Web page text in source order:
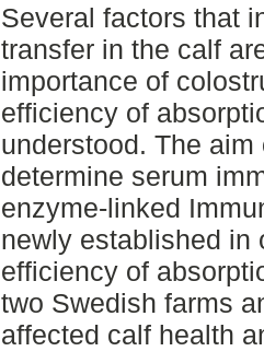
Several factors that
transfer in the calf
importance of
efficiency of
understood. The
determine serum
enzyme-linked
newly established in
efficiency of
two Swedish farms
affected calf health